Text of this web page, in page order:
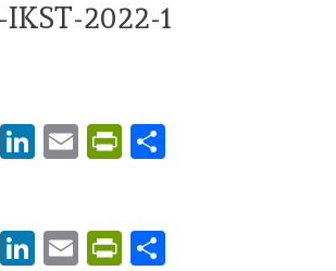
2022-1
WhatsApp
LinkedIn
EmailPrintFriendly
WhatsApp
LinkedIn
EmailPrintFriendly